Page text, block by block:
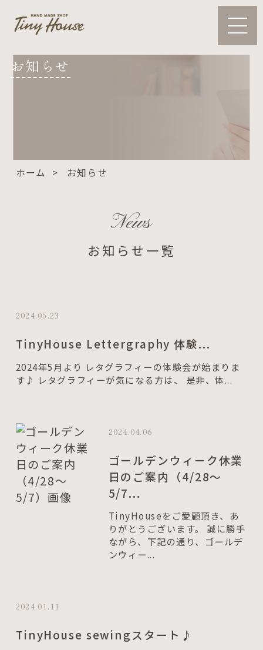
お知らせ
ホーム お知らせ
News
お知らせ一覧
2024.05.23
TinyHouse Lettergraphy 体験...
2024年5月より レタグラフィーの体験会が始まりま
す♪ レタグラフィーが気になる方は、 是非、体...
2024.04.06
ゴールデンウィーク休業
日のご案内（4/28～
5/7...
TinyHouseをご愛顧頂き、あ
りがとうございます。 誠に勝手
ながら、下記の通り、ゴールデ
ンウィー...
2024.01.11
TinyHouse sewingスタート♪